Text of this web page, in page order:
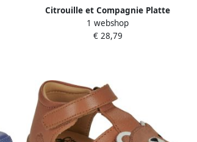
Citrouille et Compagnie Platte
sandalen GAUFRETTE
1 webshop
€ 28,79